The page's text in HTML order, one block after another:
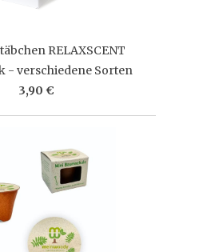
RELAXSCENT
- verschiedene Sorten
3,90 €